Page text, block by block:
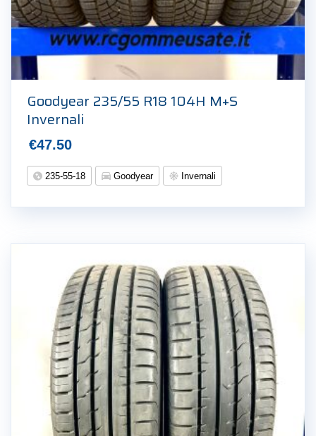
Goodyear 235/55 R18 104H M+S
Invernali
€47.50
235-55-18 Goodyear Invernali